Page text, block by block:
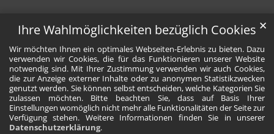
Ihre Wahlmöglichkeiten bezüglich Cookies
Wir möchten Ihnen ein optimales Webseiten-Erlebnis zu bieten. Dazu
verwenden wir Cookies, die für das Funktionieren unserer Website
notwendig sind. Mit Ihrer Zustimmung verwenden wir auch Cookies,
die zur Anzeige externer Inhalte oder zu anonymen Statistikzwecken
genutzt werden. Sie können selbst entscheiden, welche Kategorien Sie
zulassen möchten. Bitte beachten Sie, dass auf Basis Ihrer
Einstellungen womöglich nicht mehr alle Funktionalitäten der Seite zur
Verfügung stehen. Weitere Informationen finden Sie in unserer
Datenschutzerklärung.
✕